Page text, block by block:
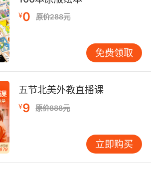
you”，并配合挥手和微笑的动
过英语儿歌或童谣，让孩子在轻
接触和学习。 7-12岁的小学生已
语言基础，可以学习更多样的表
孩子开始有社交意识，能够理解
蕴含的礼貌含义。家长可以引导
和场合选择合适的表达，例如
a pleasure talking to you”，而
“Nice talking to you”。 13-18岁
握更复杂的社交技巧。他们可能
活动或线上英语社群，需要更地
人际关系。除了基本的告别语，
何进行自然的衔接，例如先说
¥0 原价288元
免费领取
五节北美外教直播课
¥9 原价888元
立即购买